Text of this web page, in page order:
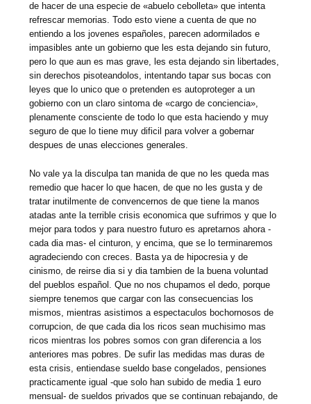
de hacer de una especie de «abuelo cebolleta» que intenta
refrescar memorias. Todo esto viene a cuenta de que no
entiendo a los jovenes españoles, parecen adormilados e
impasibles ante un gobierno que les esta dejando sin futuro,
pero lo que aun es mas grave, les esta dejando sin libertades,
sin derechos pisoteandolos, intentando tapar sus bocas con
leyes que lo unico que o pretenden es autoproteger a un
gobierno con un claro sintoma de «cargo de conciencia»,
plenamente consciente de todo lo que esta haciendo y muy
seguro de que lo tiene muy dificil para volver a gobernar
despues de unas elecciones generales.
No vale ya la disculpa tan manida de que no les queda mas
remedio que hacer lo que hacen, de que no les gusta y de
tratar inutilmente de convencernos de que tiene la manos
atadas ante la terrible crisis economica que sufrimos y que lo
mejor para todos y para nuestro futuro es apretarnos ahora -
cada dia mas- el cinturon, y encima, que se lo terminaremos
agradeciendo con creces. Basta ya de hipocresia y de
cinismo, de reirse dia si y dia tambien de la buena voluntad
del pueblos español. Que no nos chupamos el dedo, porque
siempre tenemos que cargar con las consecuencias los
mismos, mientras asistimos a espectaculos bochornosos de
corrupcion, de que cada dia los ricos sean muchisimo mas
ricos mientras los pobres somos con gran diferencia a los
anteriores mas pobres. De sufir las medidas mas duras de
esta crisis, entiendase sueldo base congelados, pensiones
practicamente igual -que solo han subido de media 1 euro
mensual- de sueldos privados que se continuan rebajando, de